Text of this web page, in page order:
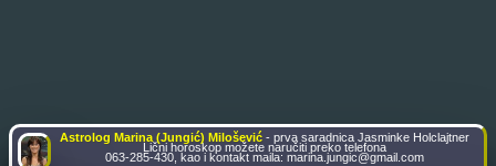
Astrolog Marina (Jungić) Milošević - prva saradnica Jasminke Holclajtner
Lični horoskop možete naručiti preko telefona
063-285-430, kao i kontakt maila: marina.jungic@gmail.com